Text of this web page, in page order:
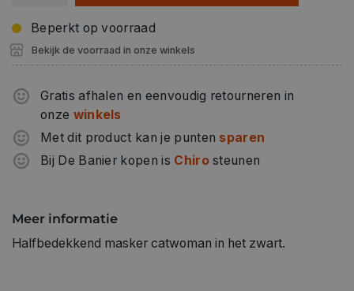
Beperkt op voorraad
Bekijk de voorraad in onze winkels
Gratis afhalen en eenvoudig retourneren in
onze winkels
Met dit product kan je punten sparen
Bij De Banier kopen is Chirosteunen
Meer informatie
Halfbedekkend masker catwoman in het zwart.